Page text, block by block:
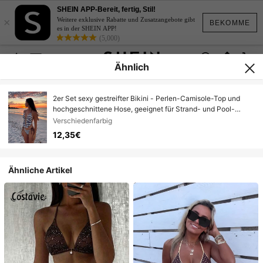
BEKOMME
×
SHEIN APP-Bereit, fertig, Stil!
Weitere exklusive Rabatte und Zusatzangebote gibt
es in der SHEIN APP!
(5,000)
Ähnlich
2er Set sexy gestreifter Bikini - Perlen-Camisole-Top und
hochgeschnittene Hose, geeignet für Strand- und Pool-
Urlaub im Sommer
Verschiedenfarbig
12,35€
Ähnliche Artikel